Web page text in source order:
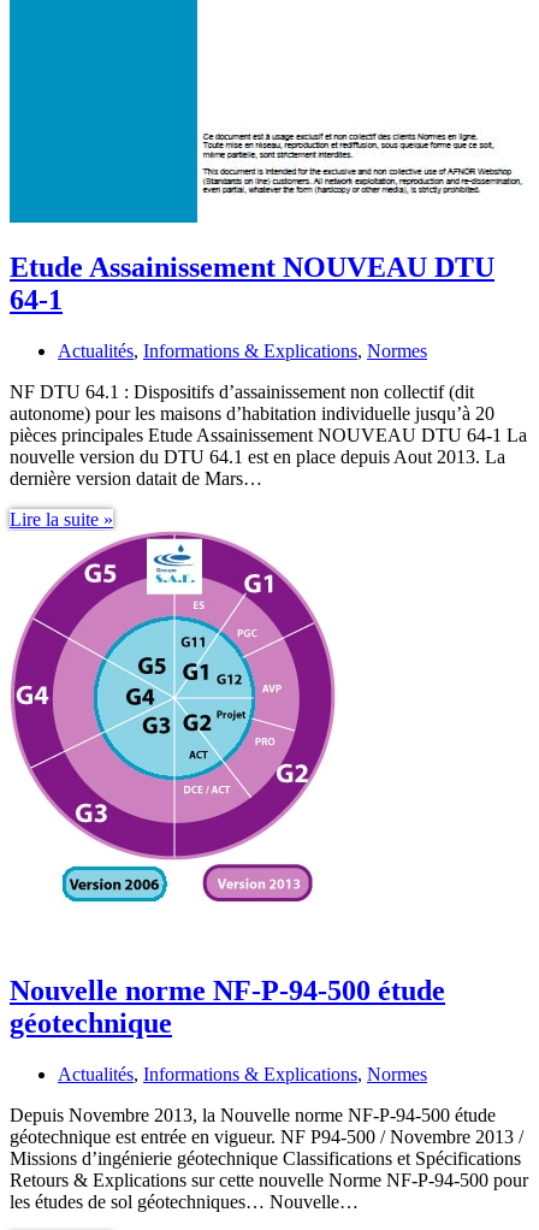
Etude Assainissement NOUVEAU DTU
64-1
Actualités, Informations & Explications, Normes
NF DTU 64.1 : Dispositifs d’assainissement non collectif (dit
autonome) pour les maisons d’habitation individuelle jusqu’à 20
pièces principales Etude Assainissement NOUVEAU DTU 64-1 La
nouvelle version du DTU 64.1 est en place depuis Aout 2013. La
dernière version datait de Mars…
Lire la suite »
Assainissement
NOUVEAU
DTU
Nouvelle norme NF-P-94-500 étude
géotechnique
Actualités, Informations & Explications, Normes
Depuis Novembre 2013, la Nouvelle norme NF-P-94-500 étude
géotechnique est entrée en vigueur. NF P94-500 / Novembre 2013 /
Missions d’ingénierie géotechnique Classifications et Spécifications
Retours & Explications sur cette nouvelle Norme NF-P-94-500 pour
les études de sol géotechniques… Nouvelle…